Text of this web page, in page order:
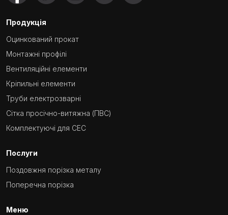
Продукція
Оцинкований прокат
Монтажні профілі
Вентиляційні елементи
Кріпильні елементи
Труби електрозварні
Сітка просічно-витяжна (ПВС)
Комплектуючі для СЕС
Послуги
Поздовжня порізка металу
Поперечна порізка
Меню